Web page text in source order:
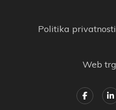
Politika privatnosti
Web